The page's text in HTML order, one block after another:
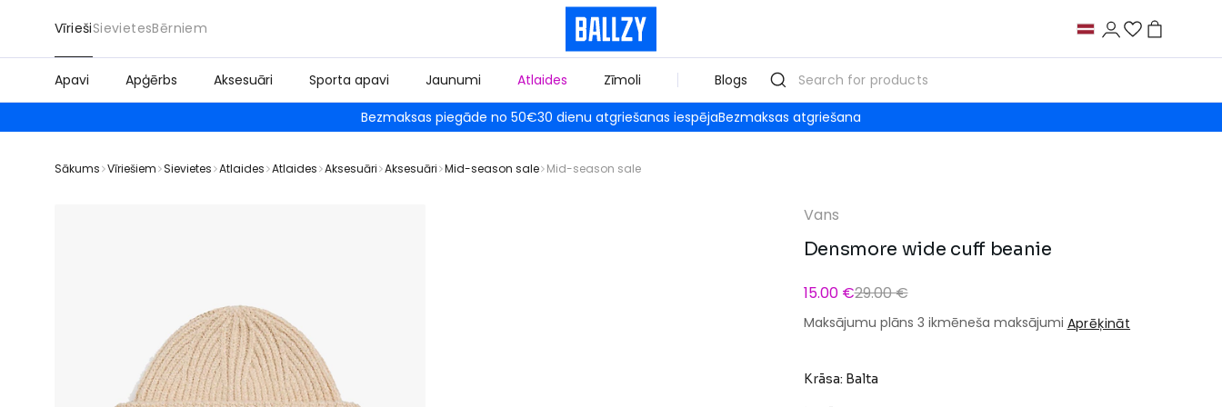
VīriešiSievietesBērniem
Apavi Apģērbs Aksesuāri Sporta apavi Jaunumi Atlaides Zīmoli Blogs
Bezmaksas piegāde no 50€30 dienu atgriešanas iespējaBezmaksas atgriešana
Sākums Vīriešiem Sievietes Atlaides Atlaides Aksesuāri Aksesuāri Mid-season sale Mid-season sale
Vans
Densmore wide cuff beanie
15.00 €29.00 €
Maksājumu plāns 3 ikmēneša maksājumi Aprēķināt
Krāsa: Balta